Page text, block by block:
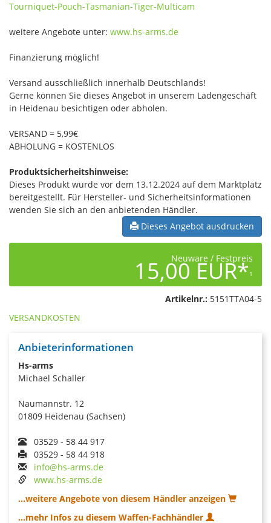
Tourniquet-Pouch-Tasmanian-Tiger-Multicam
weitere Angebote unter: www.hs-arms.de
Finanzierung möglich!
Versand ausschließlich innerhalb Deutschlands!
Gerne können Sie dieses Angebot in unserem Ladengeschäft
in Heidenau besichtigen oder abholen.
VERSAND = 5,99€
ABHOLUNG = KOSTENLOS
Produktsicherheitshinweise:
Dieses Produkt wurde vor dem 13.12.2024 auf dem Marktplatz
bereitgestellt. Für Hersteller- und Sicherheitsinformationen
wenden Sie sich an den anbietenden Händler.
Dieses Angebot ausdrucken
Neuware / Festpreis
15,00 EUR*1
Artikelnr.: 5151TTA04-5
VERSANDKOSTEN
Anbieterinformationen
Hs-arms
Michael Schaller
Naumannstr. 12
01809 Heidenau (Sachsen)
03529 - 58 44 917
03529 - 58 44 918
info@hs-arms.de
www.hs-arms.de
...weitere Angebote von diesem Händler anzeigen
...mehr Infos zu diesem Waffen-Fachhändler